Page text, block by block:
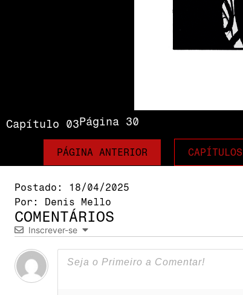
Capítulo 03Página 30
PÁGINA ANTERIOR CAPÍTULOS
Postado:
18/04/2025
Por:
Denis Mello
COMENTÁRIOS
Inscrever-se